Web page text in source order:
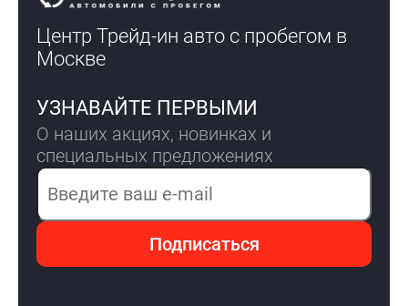
Центр Трейд-ин авто с пробегом в
Москве
УЗНАВАЙТЕ ПЕРВЫМИ
О наших акциях, новинках и
специальных предложениях
Электронная почта
Подписаться